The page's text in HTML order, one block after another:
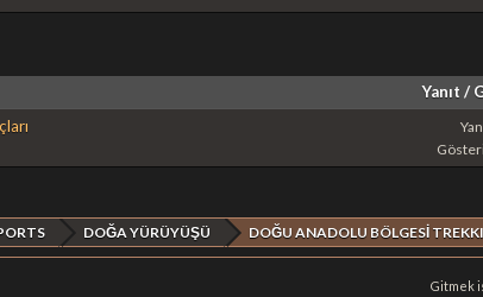
Yanıt /
DOĞA YÜRÜYÜŞÜ DOĞU ANADOLU BÖLGESİ
Gitmek